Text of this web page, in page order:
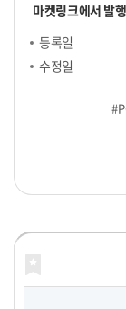
마켓링크에서 발행하는
Retail Spotlight
보를 전달해드립니다. -■ 25년 6월 분석 주제 : 단백
KAD(Key
등록일
수정일